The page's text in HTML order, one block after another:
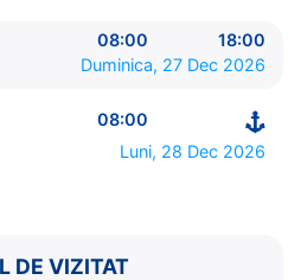
07:00 - 16:00
08:00 - 20:00
0:00 - 0:00
08:00
18:00
Duminica, 27 Dec 2026
08:00
Luni, 28 Dec 2026
DE VIZITAT